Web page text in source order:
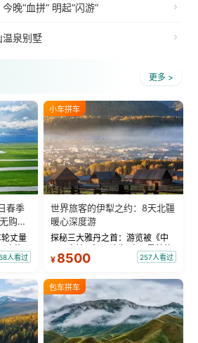
晚“血拼” 明起“闪游”
温泉别墅
更多 >
春季
购
丈量
致蔚
格服
车视
人看过
小车拼车
世界旅客的伊犁之约：8天北疆
暖心深度游
探秘三大雅丹之首：游览被《中
国国家地理》评选为“中国最美的
三大雅丹”第一名的克拉玛依魔鬼
瓦人最大村落——禾木村，欣赏
晨雾与小木...
¥ 8500 257人看过
包车拼车